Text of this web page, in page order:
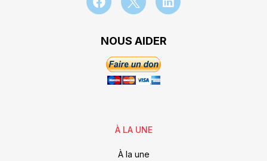
NOUS AIDER
À LA UNE
À la une